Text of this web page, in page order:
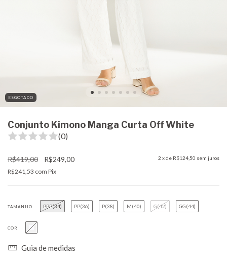
ESGOTADO
Conjunto Kimono Manga Curta Off White
(0)
R$419,00 R$249,00 2 x de R$124,50 sem juros
R$241,53 com Pix
TAMANHO PPP(34) PP(36) P(38) M(40) G(42) GG(44)
COR
Guia de medidas